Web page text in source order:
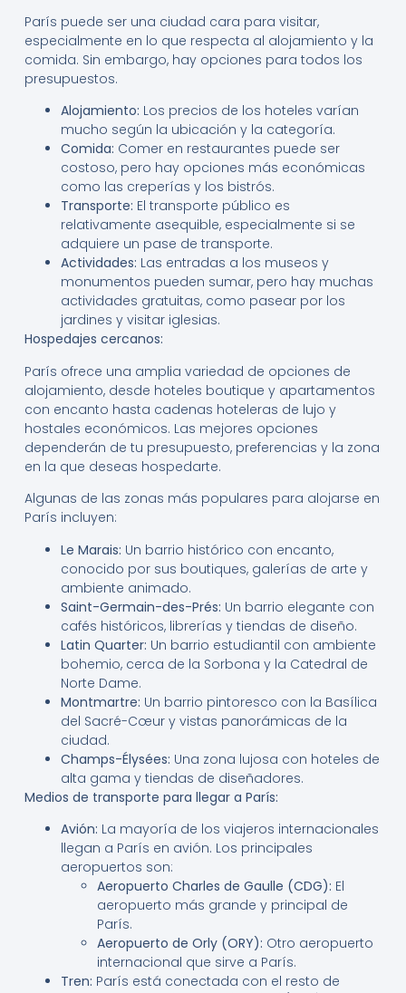
París puede ser una ciudad cara para visitar,
especialmente en lo que respecta al alojamiento y la
comida. Sin embargo, hay opciones para todos los
presupuestos.
Alojamiento: Los precios de los hoteles varían
mucho según la ubicación y la categoría.
Comida: Comer en restaurantes puede ser
costoso, pero hay opciones más económicas
como las creperías y los bistrós.
Transporte: El transporte público es
relativamente asequible, especialmente si se
adquiere un pase de transporte.
Actividades: Las entradas a los museos y
monumentos pueden sumar, pero hay muchas
actividades gratuitas, como pasear por los
jardines y visitar iglesias.
Hospedajes cercanos:
París ofrece una amplia variedad de opciones de
alojamiento, desde hoteles boutique y apartamentos
con encanto hasta cadenas hoteleras de lujo y
hostales económicos. Las mejores opciones
dependerán de tu presupuesto, preferencias y la zona
en la que deseas hospedarte.
Algunas de las zonas más populares para alojarse en
París incluyen:
Le Marais: Un barrio histórico con encanto,
conocido por sus boutiques, galerías de arte y
ambiente animado.
Saint-Germain-des-Prés: Un barrio elegante con
cafés históricos, librerías y tiendas de diseño.
Latin Quarter: Un barrio estudiantil con ambiente
bohemio, cerca de la Sorbona y la Catedral de
Norte Dame.
Montmartre: Un barrio pintoresco con la Basílica
del Sacré-Cœur y vistas panorámicas de la
ciudad.
Champs-Élysées: Una zona lujosa con hoteles de
alta gama y tiendas de diseñadores.
Medios de transporte para llegar a París:
Avión: La mayoría de los viajeros internacionales
llegan a París en avión. Los principales
aeropuertos son:
Aeropuerto Charles de Gaulle (CDG): El
aeropuerto más grande y principal de
París.
Aeropuerto de Orly (ORY): Otro aeropuerto
internacional que sirve a París.
Tren: París está conectada con el resto de